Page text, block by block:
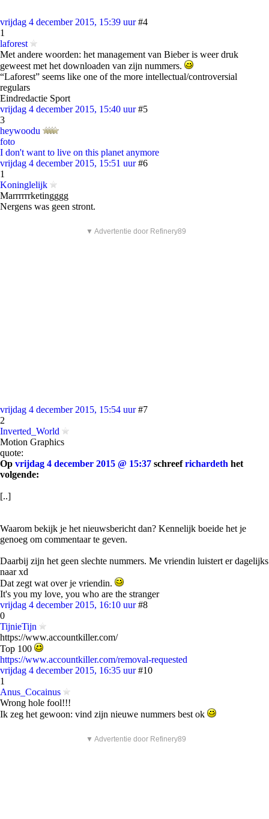
vrijdag 4 december 2015, 15:39 uur #4
1
laforest
Met andere woorden: het management van Bieber is weer druk
geweest met het downloaden van zijn nummers.
“Laforest” seems like one of the more intellectual/controversial
regulars
Eindredactie Sport
vrijdag 4 december 2015, 15:40 uur #5
3
heywoodu
foto
I don't want to live on this planet anymore
vrijdag 4 december 2015, 15:51 uur #6
1
Koninglelijk
Marrrrrrketingggg
Nergens was geen stront.
▼ Advertentie door Refinery89
vrijdag 4 december 2015, 15:54 uur #7
2
Inverted_World
Motion Graphics
quote:
Op vrijdag 4 december 2015 @ 15:37 schreefrichardeth het
volgende:
[..]
Waarom bekijk je het nieuwsbericht dan? Kennelijk boeide het je
genoeg om commentaar te geven.
Daarbij zijn het geen slechte nummers. Me vriendin luistert er dagelijks
naar xd
Dat zegt wat over je vriendin.
It's you my love, you who are the stranger
vrijdag 4 december 2015, 16:10 uur #8
0
TijnieTijn
https://www.accountkiller.com/
Top 100
https://www.accountkiller.com/removal-requested
vrijdag 4 december 2015, 16:35 uur #10
1
Anus_Cocainus
Wrong hole fool!!!
Ik zeg het gewoon: vind zijn nieuwe nummers best ok
▼ Advertentie door Refinery89